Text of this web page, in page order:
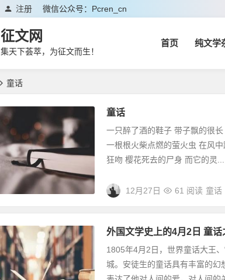
微信公众号：pcren_cn
注册
征文网
集天下荟萃，为征文而生！
首页 纯文学
童话
童话
一只醉了酒的鞋子 带子飘的很
一根根火柴点燃的萤火虫 在风
狂吻 樱花死去的尸身 而它的灵...
12月27日 61 阅读 童话
外国文学史上的4月2日 童
1805年4月2日，世界童话大王
城。安徒生的童话具有丰富的